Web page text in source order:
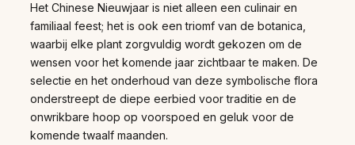
Het Chinese Nieuwjaar is niet alleen een culinair en
familiaal feest; het is ook een triomf van de botanica,
waarbij elke plant zorgvuldig wordt gekozen om de
wensen voor het komende jaar zichtbaar te maken. De
selectie en het onderhoud van deze symbolische flora
onderstreept de diepe eerbied voor traditie en de
onwrikbare hoop op voorspoed en geluk voor de
komende twaalf maanden.